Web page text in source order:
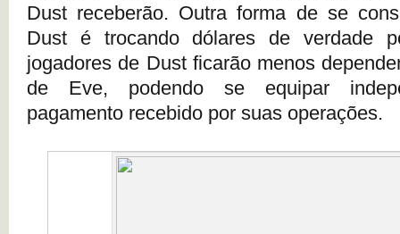
Dust receberão. Outra forma de se
Dust é trocando dólares de verdade
jogadores de Dust ficarão menos
de Eve, podendo se equipar
pagamento recebido por suas operações.